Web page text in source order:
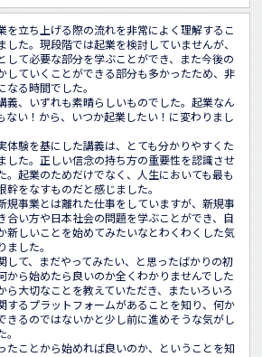
を立ち上げる際の流れを非常によく理解するこ
した。現段階では起業を検討していませんが、
して必要な部分を学ぶことができ、また今後の
していくことができる部分も多かったため、非
なる時間でした。
義、いずれも素晴らしいものでした。起業なん
ない！から、いつか起業したい！に変わりまし
体験を基にした講義は、とても分かりやすくた
した。正しい信念の持ち方の重要性を認識させ
。起業のためだけでなく、人生においても最も
幹をなすものだと感じました。
規事業とは離れた仕事をしていますが、新規事
合い方や日本社会の問題を学ぶことができ、自
新しいことを始めてみたいなとわくわくした気
ました。
して、まだやってみたい、と思ったばかりの初
から始めたら良いのか全くわかりませんでした
ら大切なことを教えていただき、またいろいろ
するプラットフォームがあることを知り、何か
きるのではないかと少し前に進めそうな気がし
たことから始めれば良いのか、ということを知